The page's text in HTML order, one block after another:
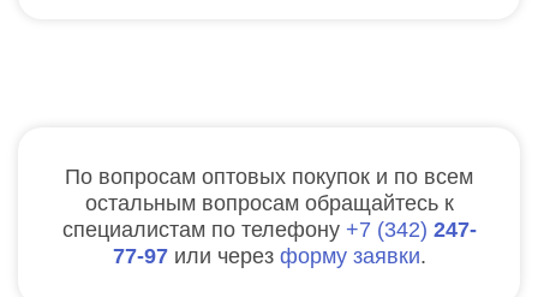
По вопросам оптовых покупок и по всем
остальным вопросам обращайтесь к
специалистам по телефону
7 342 247-
77-97 или через форму заявки.